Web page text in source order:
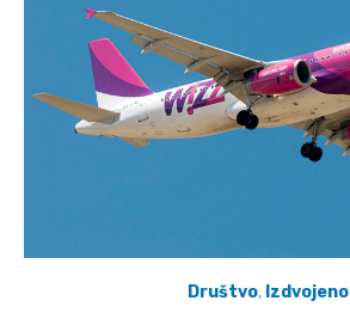
Društvo, Izdvojeno